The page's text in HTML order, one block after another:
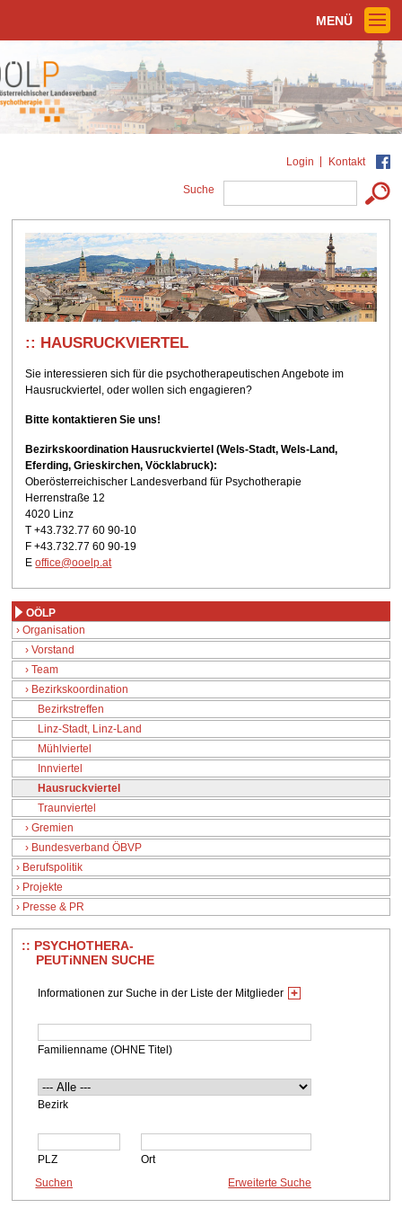
MENÜ
Login
Kontakt
HAUSRUCKVIERTEL
Sie interessieren sich für die psychotherapeutischen Angebote im
Hausruckviertel, oder wollen sich engagieren?
Bitte kontaktieren Sie uns!
Bezirkskoordination Hausruckviertel (Wels-Stadt, Wels-Land,
Eferding, Grieskirchen, Vöcklabruck):
Oberösterreichischer Landesverband für Psychotherapie
Herrenstraße 12
4020 Linz
T +43.732.77 60 90-10
F +43.732.77 60 90-19
Eoffice@ooelp.at
OÖLP
Organisation
Vorstand
Team
Bezirkskoordination
Bezirkstreffen
Linz-Stadt, Linz-Land
Mühlviertel
Innviertel
Hausruckviertel
Traunviertel
Gremien
Bundesverband ÖBVP
Berufspolitik
Projekte
Presse & PR
PSYCHOTHERA-
PEUTiNNEN SUCHE
Informationen zur Suche in der Liste der Mitglieder
Familienname (OHNE Titel)
Bezirk
PLZ Ort